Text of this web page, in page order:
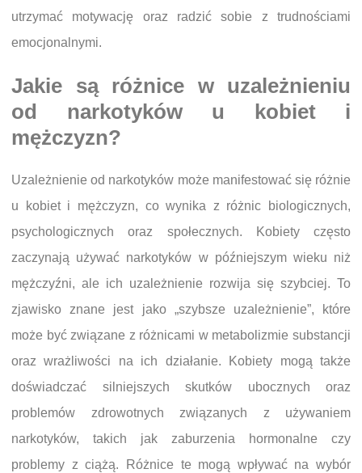
utrzymać motywację oraz radzić sobie z trudnościami
emocjonalnymi.
Jakie są różnice w uzależnieniu
od narkotyków u kobiet i
mężczyzn?
Uzależnienie od narkotyków może manifestować się różnie
u kobiet i mężczyzn, co wynika z różnic biologicznych,
psychologicznych oraz społecznych. Kobiety często
zaczynają używać narkotyków w późniejszym wieku niż
mężczyźni, ale ich uzależnienie rozwija się szybciej. To
zjawisko znane jest jako „szybsze uzależnienie”, które
może być związane z różnicami w metabolizmie substancji
oraz wrażliwości na ich działanie. Kobiety mogą także
doświadczać silniejszych skutków ubocznych oraz
problemów zdrowotnych związanych z używaniem
narkotyków, takich jak zaburzenia hormonalne czy
problemy z ciążą. Różnice te mogą wpływać na wybór